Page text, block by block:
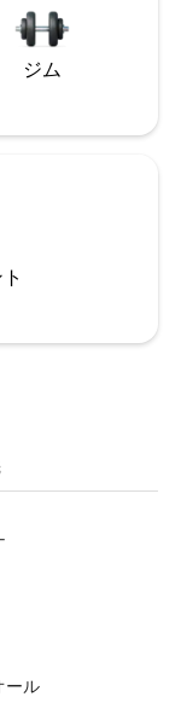
ジム
ール